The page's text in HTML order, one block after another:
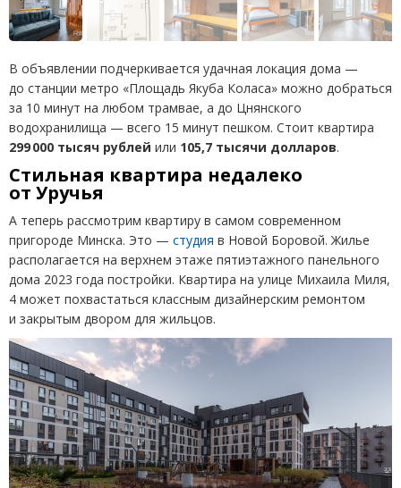
В объявлении подчеркивается удачная локация дома —
до станции метро «Площадь Якуба Коласа» можно добраться
за 10 минут на любом трамвае, а до Цнянского
водохранилища — всего 15 минут пешком. Стоит квартира
299 000 тысяч рублей или 105,7 тысячи долларов.
Стильная квартира недалеко
от Уручья
А теперь рассмотрим квартиру в самом современном
пригороде Минска. Это — студия в Новой Боровой. Жилье
располагается на верхнем этаже пятиэтажного панельного
дома 2023 года постройки. Квартира на улице Михаила Миля,
4 может похвастаться классным дизайнерским ремонтом
и закрытым двором для жильцов.